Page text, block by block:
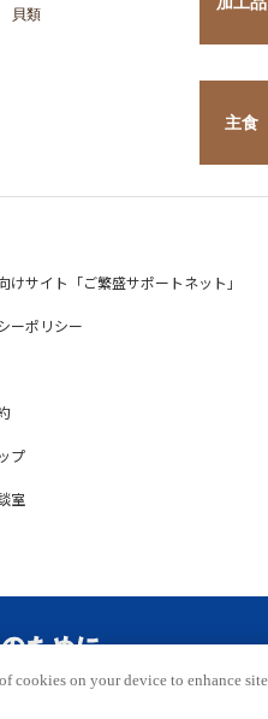
貝類
主食
けサイト「ご繁盛サポートネット」
ーポリシー
プ
室
cookies on your device to enhance